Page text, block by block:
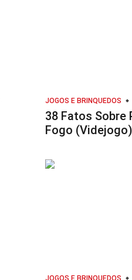
JOGOS E BRINQUEDOS
38 Fatos Sobre
Fogo (Videjogo)
JOGOS E BRINQUEDOS